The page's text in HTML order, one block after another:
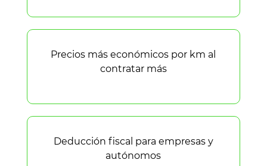
Precios más económicos por km al
contratar más
Deducción fiscal para empresas y
autónomos